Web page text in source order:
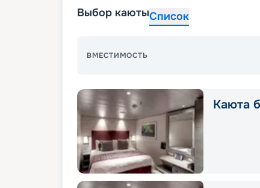
Выбор каютыСписок
ВМЕСТИМОСТЬ
Каюта